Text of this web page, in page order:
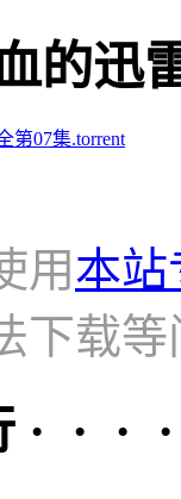
迅雷
第07集.torrent
用本站
下载等
· · ·